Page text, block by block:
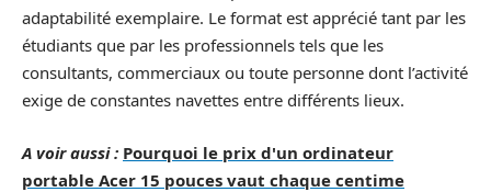
adaptabilité exemplaire. Le format est apprécié tant par les
étudiants que par les professionnels tels que les
consultants, commerciaux ou toute personne dont l’activité
exige de constantes navettes entre différents lieux.
A voir aussi : Pourquoi le prix d'un ordinateur
portable Acer 15 pouces vaut chaque centime